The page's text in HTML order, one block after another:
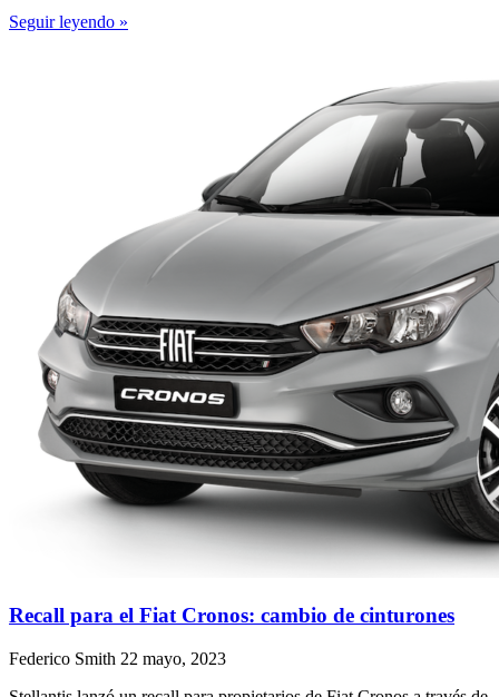
Seguir leyendo »
Recall para el Fiat Cronos: cambio de cinturones
Federico Smith 22 mayo, 2023